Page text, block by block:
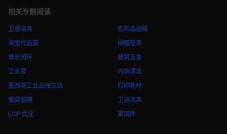
相关专题阅读
卫浴洁具
淘宝代运营
增长闭环
工业泵
墨西哥工业品独立站
慢病管理
LCP 优化
危险品运输
绿植租赁
建筑五金
内饰清洁
打印耗材
卫浴洁具
紧固件